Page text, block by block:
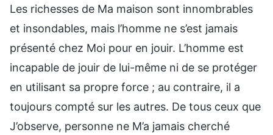
Les richesses de Ma maison sont innombrables
et insondables, mais l’homme ne s’est jamais
présenté chez Moi pour en jouir. L’homme est
incapable de jouir de lui-même ni de se protéger
en utilisant sa propre force ; au contraire, il a
toujours compté sur les autres. De tous ceux que
J’observe, personne ne M’a jamais cherché